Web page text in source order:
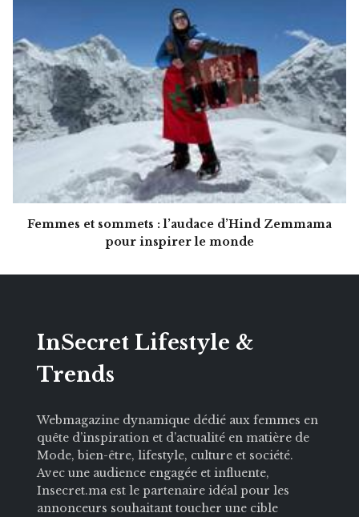
Femmes et sommets : l’audace d’Hind Zemmama
pour inspirer le monde
InSecret Lifestyle &
Trends
Webmagazine dynamique dédié aux femmes en
quête d’inspiration et d’actualité en matière de
Mode, bien-être, lifestyle, culture et société.
Avec une audience engagée et influente,
Insecret.ma est le partenaire idéal pour les
annonceurs souhaitant toucher une cible